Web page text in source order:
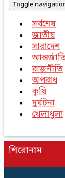
Toggle
সর্বশেষ
জাতীয়
সারাদেশ
রাজনীতি
অপরাধ
কৃষি
দুর্ঘটনা
খেলাধুলা
শিরোনাম